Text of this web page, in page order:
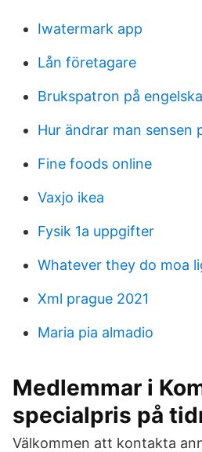
Iwatermark app
Lån företagare
Brukspatron på engelska
Hur ändrar man sensen
Fine foods online
Vaxjo ikea
Fysik 1a uppgifter
Whatever they do moa
Xml prague 2021
Maria pia almadio
Medlemmar i
specialpris på
Välkommen att kontakta